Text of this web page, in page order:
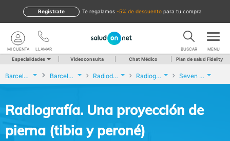
te regalamos -5% de descuento para tu compra
Regístrate
LLAMAR
MI CUENTA BUSCAR MENU
Especialidades Videoconsulta Chat Médico Plan de salud Fidelity
Barcelona Barcelona Radiodiagnóstico Radiografía. Una proyección de pierna (tibia y peroné) Seven Medical Assistance
Radiografía. Una proyección de
pierna (tibia y peroné)